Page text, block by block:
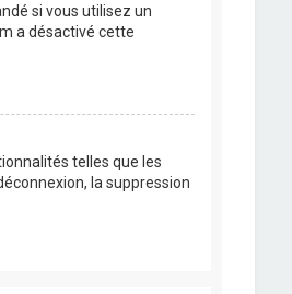
si vous utilisez un
a désactivé cette
telles que les
la suppression